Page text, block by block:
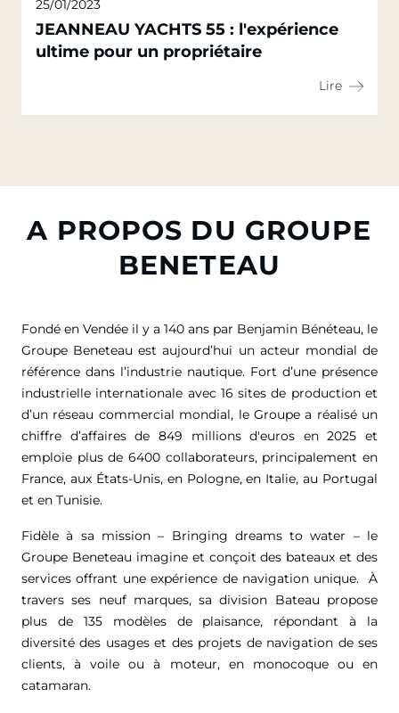
25/01/2023
JEANNEAU YACHTS 55 : l'expérience
ultime pour un propriétaire
Lire
A PROPOS DU GROUPE
BENETEAU
Fondé en Vendée il y a 140 ans par Benjamin Bénéteau, le
Groupe Beneteau est aujourd’hui un acteur mondial de
référence dans l’industrie nautique. Fort d’une présence
industrielle internationale avec 16 sites de production et
d’un réseau commercial mondial, le Groupe a réalisé un
chiffre d’affaires de 849 millions d'euros en 2025 et
emploie plus de 6400 collaborateurs, principalement en
France, aux États-Unis, en Pologne, en Italie, au Portugal
et en Tunisie.
Fidèle à sa mission – Bringing dreams to water – le
Groupe Beneteau imagine et conçoit des bateaux et des
services offrant une expérience de navigation unique. À
travers ses neuf marques, sa division Bateau propose
plus de 135 modèles de plaisance, répondant à la
diversité des usages et des projets de navigation de ses
clients, à voile ou à moteur, en monocoque ou en
catamaran.